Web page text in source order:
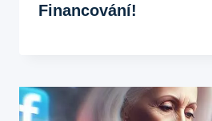
Financování!